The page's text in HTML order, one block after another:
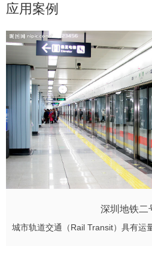
应用案例
深圳地铁二
城市轨道交通（Rail Transit）具有运